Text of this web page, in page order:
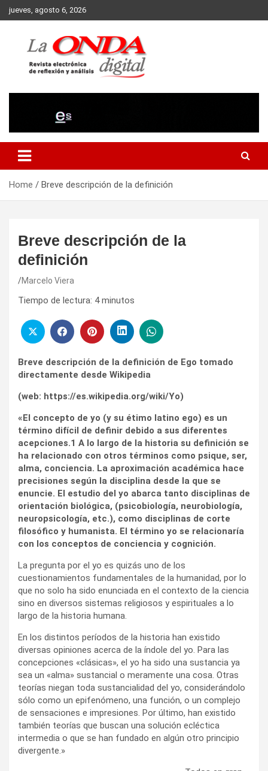
Skip
to
jueves, agosto 6, 2026
Home Breve descripción de la definición
Breve descripción de la
definición
Marcelo Viera
Tiempo de lectura: 4 minutos
Breve descripción de la definición de Ego tomado
directamente desde Wikipedia
(web: https://es.wikipedia.org/wiki/Yo)
«El concepto de yo (y su étimo latino ego) es un
término difícil de definir debido a sus diferentes
acepciones.1 A lo largo de la historia su definición se
ha relacionado con otros términos como psique, ser,
alma, conciencia. La aproximación académica hace
precisiones según la disciplina desde la que se
enuncie. El estudio del yo abarca tanto disciplinas de
orientación biológica, (psicobiología, neurobiología,
neuropsicología, etc.), como disciplinas de corte
filosófico y humanista. El término yo se relacionaría
con los conceptos de conciencia y cognición.
La pregunta por el yo es quizás uno de los
cuestionamientos fundamentales de la humanidad, por lo
que no solo ha sido enunciada en el contexto de la ciencia
sino en diversos sistemas religiosos y espirituales a lo
largo de la historia humana.
En los distintos períodos de la historia han existido
diversas opiniones acerca de la índole del yo. Para las
concepciones «clásicas», el yo ha sido una sustancia ya
sea un «alma» sustancial o meramente una cosa. Otras
teorías niegan toda sustancialidad del yo, considerándolo
sólo como un epifenómeno, una función, o un complejo
de sensaciones e impresiones. Por último, han existido
también teorías que buscan una solución ecléctica
intermedia o que se han fundado en algún otro principio
divergente.»